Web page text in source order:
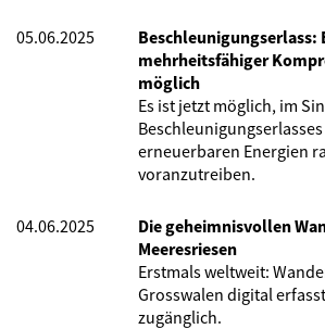
05.06.2025
Beschleunigungserlass:
mehrheitsfähiger
möglich
Es ist jetzt möglich, im
erneuerbaren Energien
voranzutreiben.
04.06.2025
Die geheimnisvollen
Meeresriesen
Erstmals weltweit:
Grosswalen digital
zugänglich.